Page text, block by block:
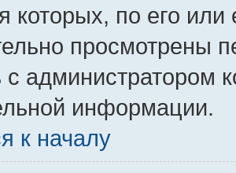
которых, по его
просмотрены
с администратором
информации.
к началу